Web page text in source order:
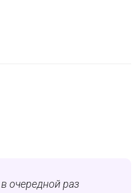
очередной раз